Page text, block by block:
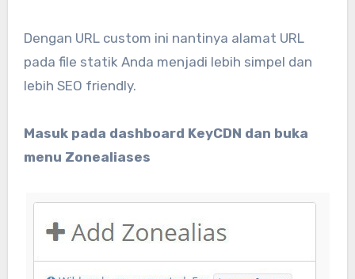
Dengan URL custom ini nantinya alamat URL
pada file statik Anda menjadi lebih simpel dan
lebih SEO friendly.
Masuk pada dashboard KeyCDN dan buka
menu Zonealiases